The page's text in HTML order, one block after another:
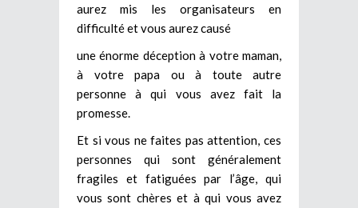
aurez mis les organisateurs en
difficulté et vous aurez causé
une énorme déception à votre maman,
à votre papa ou à toute autre
personne à qui vous avez fait la
promesse.
Et si vous ne faites pas attention, ces
personnes qui sont généralement
fragiles et fatiguées par l’âge, qui
vous sont chères et à qui vous avez